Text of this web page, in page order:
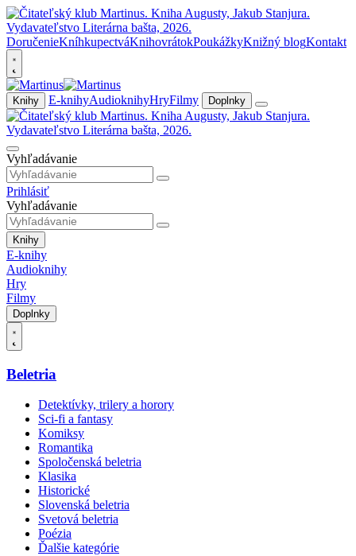
DoručenieKníhkupectváKnihovrátokPoukážkyKnižný blogKontakt
Knihy E-knihyAudioknihyHryFilmy Doplnky
Vyhľadávanie
Prihlásiť
Vyhľadávanie
Knihy
E-knihy
Audioknihy
Hry
Filmy
Doplnky
Beletria
Detektívky, trilery a horory
Sci-fi a fantasy
Komiksy
Romantika
Spoločenská beletria
Klasika
Historické
Slovenská beletria
Svetová beletria
Poézia
Ďalšie kategórie